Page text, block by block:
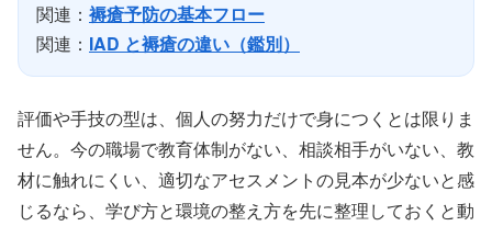
関連： 褥瘡予防の基本フロー
関連： IAD と褥瘡の違い（鑑別）
評価や手技の型は、個人の努力だけで身につくとは限りま
せん。今の職場で教育体制がない、相談相手がいない、教
材に触れにくい、適切なアセスメントの見本が少ないと感
じるなら、学び方と環境の整え方を先に整理しておくと動